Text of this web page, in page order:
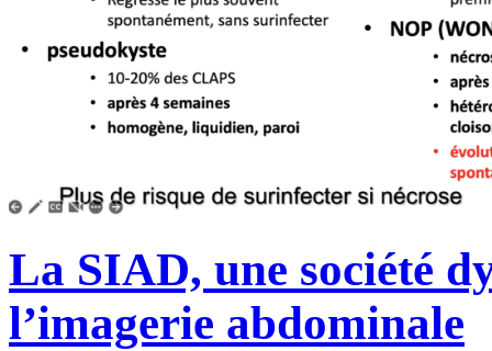
La SIAD, une société
l’imagerie abdominale